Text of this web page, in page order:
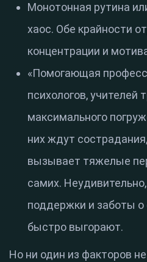
Монотонная рутина
хаос. Обе крайности
концентрации и
«Помогающая
психологов, учителей
максимального
них ждут
вызывает тяжелые
самих.
поддержки и заботы о
быстро выгорают.
Но ни один из факторов